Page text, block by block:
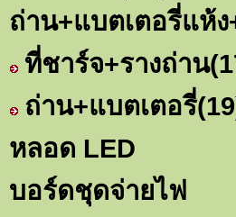
ถ่าน+แบตเตอรี่แห้
ที่ชาร์จ+รางถ่าน
ถ่าน+แบตเตอรี่
หลอด LED
บอร์ดชุดจ่ายไฟ